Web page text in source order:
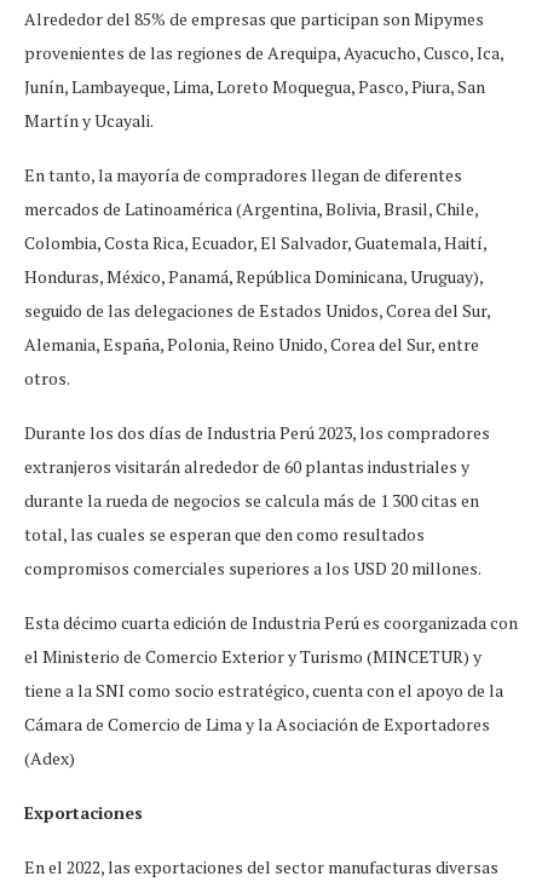
Alrededor del 85% de empresas que participan son Mipymes
provenientes de las regiones de Arequipa, Ayacucho, Cusco, Ica,
Junín, Lambayeque, Lima, Loreto Moquegua, Pasco, Piura, San
Martín y Ucayali.
En tanto, la mayoría de compradores llegan de diferentes
mercados de Latinoamérica (Argentina, Bolivia, Brasil, Chile,
Colombia, Costa Rica, Ecuador, El Salvador, Guatemala, Haití,
Honduras, México, Panamá, República Dominicana, Uruguay),
seguido de las delegaciones de Estados Unidos, Corea del Sur,
Alemania, España, Polonia, Reino Unido, Corea del Sur, entre
otros.
Durante los dos días de Industria Perú 2023, los compradores
extranjeros visitarán alrededor de 60 plantas industriales y
durante la rueda de negocios se calcula más de 1 300 citas en
total, las cuales se esperan que den como resultados
compromisos comerciales superiores a los USD 20 millones.
Esta décimo cuarta edición de Industria Perú es coorganizada con
el Ministerio de Comercio Exterior y Turismo (MINCETUR) y
tiene a la SNI como socio estratégico, cuenta con el apoyo de la
Cámara de Comercio de Lima y la Asociación de Exportadores
(Adex)
Exportaciones
En el 2022, las exportaciones del sector manufacturas diversas